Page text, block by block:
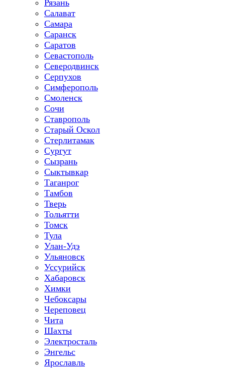
Рязань
Салават
Самара
Саранск
Саратов
Севастополь
Северодвинск
Серпухов
Симферополь
Смоленск
Сочи
Ставрополь
Старый Оскол
Стерлитамак
Сургут
Сызрань
Сыктывкар
Таганрог
Тамбов
Тверь
Тольятти
Томск
Тула
Улан-Удэ
Ульяновск
Уссурийск
Хабаровск
Химки
Чебоксары
Череповец
Чита
Шахты
Электросталь
Энгельс
Ярославль